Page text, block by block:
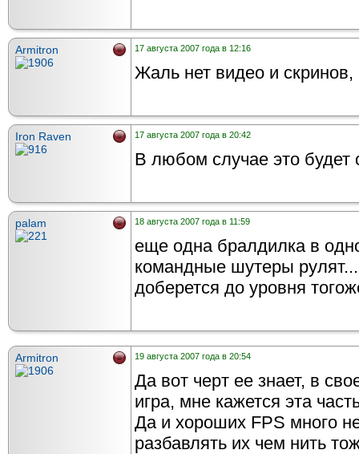
Armitron 17 августа 2007 года в 12:16
Жаль нет видео и скринов,
Iron Raven 17 августа 2007 года в 20:42
В любом случае это будет
palam 18 августа 2007 года в 11:59
еще одна бралдилка в
командные шутеры
доберется до уровня
Armitron 19 августа 2007 года в 20:54
Да вот черт ее знает, в
игра, мне кажется эта
Да и хороших FPS много
разбавлять их чем нить